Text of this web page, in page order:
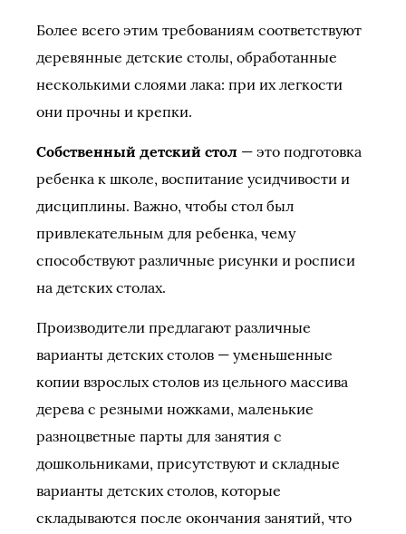
Более всего этим требованиям соответствуют
деревянные детские столы, обработанные
несколькими слоями лака: при их легкости
они прочны и крепки.
Собственный детский стол — это подготовка
ребенка к школе, воспитание усидчивости и
дисциплины. Важно, чтобы стол был
привлекательным для ребенка, чему
способствуют различные рисунки и росписи
на детских столах.
Производители предлагают различные
варианты детских столов — уменьшенные
копии взрослых столов из цельного массива
дерева с резными ножками, маленькие
разноцветные парты для занятия с
дошкольниками, присутствуют и складные
варианты детских столов, которые
складываются после окончания занятий, что